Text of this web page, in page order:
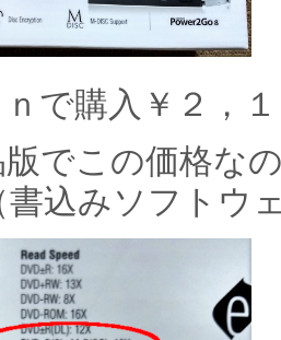
ｎで購入￥２，
でこの価格な
込みソフトウ